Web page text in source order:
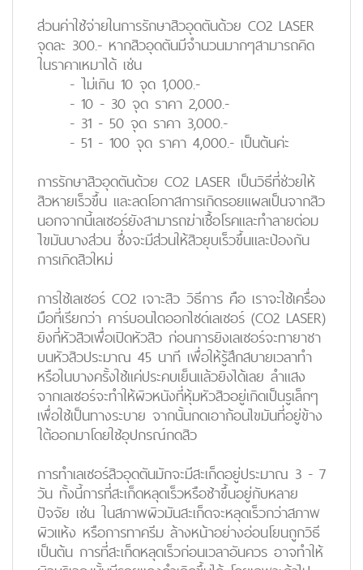
ส่วนค่าใช้จ่ายในการรักษาสิวอุดตันด้วย CO2 LASER
จุดละ 300.- หากสิวอุดตันมีจำนวนมากๆสามารถคิด
ในราคาเหมาได้ เช่น
- ไม่เกิน 10 จุด 1,000.-
- 10 - 30 จุด ราคา 2,000.-
- 31 - 50 จุด ราคา 3,000.-
- 51 - 100 จุด ราคา 4,000.- เป็นต้นค่ะ
การรักษาสิวอุดตันด้วย CO2 LASER เป็นวิธีที่ช่วยให้
สิวหายเร็วขึ้น และลดโอกาสการเกิดรอยแผลเป็นจากสิว
นอกจากนี้เลเซอร์ยังสามารถฆ่าเชื้อโรคและทำลายต่อม
ไขมันบางส่วน ซึ่งจะมีส่วนให้สิวยุบเร็วขึ้นและป้องกัน
การเกิดสิวใหม่
การใช้เลเซอร์ CO2 เจาะสิว วิธีการ คือ เราจะใช้เครื่อง
มือที่เรียกว่า คาร์บอนไดออกไซด์เลเซอร์ (CO2 LASER)
ยิงที่หัวสิวเพื่อเปิดหัวสิว ก่อนการยิงเลเซอร์จะทายาชา
บนหัวสิวประมาณ 45 นาที เพื่อให้รู้สึกสบายเวลาทำ
หรือในบางครั้งใช้แค่ประคบเย็นแล้วยิงได้เลย ลำแสง
จากเลเซอร์จะทำให้ผิวหนังที่หุ้มหัวสิวอยู่เกิดเป็นรูเล็กๆ
เพื่อใช้เป็นทางระบาย จากนั้นกดเอาก้อนไขมันที่อยู่ข้าง
ใต้ออกมาโดยใช้อุปกรณ์กดสิว
การทำเลเซอร์สิวอุดตันมักจะมีสะเก็ดอยู่ประมาณ 3 - 7
วัน ทั้งนี้การที่สะเก็ดหลุดเร็วหรือช้าขึ้นอยู่กับหลาย
ปัจจัย เช่น ในสภาพผิวมันสะเก็ดจะหลุดเร็วกว่าสภาพ
ผิวแห้ง หรือการทาครีม ล้างหน้าอย่างอ่อนโยนถูกวิธี
เป็นต้น การที่สะเก็ดหลุดเร็วก่อนเวลาอันควร อาจทำให้